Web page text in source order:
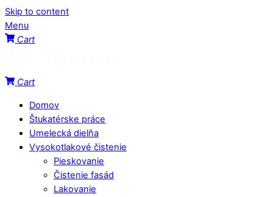
Skip to content
Menu
Cart
Cart
Domov
Štukatérske práce
Umelecká dielňa
Vysokotlakové čistenie
Pieskovanie
Čistenie fasád
Lakovanie